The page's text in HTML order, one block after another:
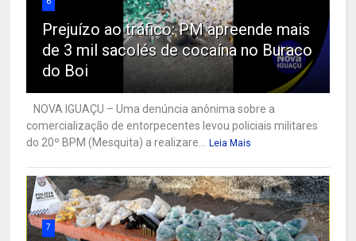
Prejuízo ao tráfico: PM apreende mais
de 3 mil sacolés de cocaína no Buraco
do Boi
NOVA IGUAÇU – Uma denúncia anônima sobre a
comercialização de entorpecentes levou policiais militares
do 20º BPM (Mesquita) a realizare...
Leia Mais
7